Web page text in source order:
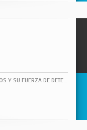
JAMES BROWN, DUEÑO INDISCUTIBLE DEL SOUL, CUYAS ÚNICAS INFLUENCIAS FUERON DIOS Y SU FUERZA DE DETERMINACIÓN, JAMES BROWN TOCÓ EN SU DORADA JUVENTUD VARIOS TEMAS DE RHYTHM & BLUES.- HTTP://WWW.FUNKY-STUFF.COM/ "THE GODFATHER OF SOUL" (EL PADRINO DEL SOUL).1 CAN'T GET ANY HARDER CLIVILLES, COLE, HIGGINS ... 3:53 COMPOSED BY: CLIVILLES, COLE, HIGGINS, JACKSON, RAMOS, SCOTT, SMITH 2 JUST DO IT BROWNE, MOWAT, ROMEO 4:37 3 MINE ALL MINE BROWNE, MOWAT, ROMEO 4:15 4 WATCH ME BROWNE, MOWAT, ROMEO 3:58 5 GEORGIA-LINA BROWN, SHERRELL 5:03 6 SHOW ME YOUR FRIENDS BROWNE, MOWAT, ROMEO 5:03 7 EVERYBODY'S GOT A THANG BROWN 3:57 8 HOW LONG BROWNE, MOWAT, ROMEO 5:29 9 MAKE IT FUNKY 2000 BROWN 4:56 10 MOMENTS BROWNE, MOWAT, ROMEO 8:05